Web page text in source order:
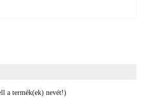
a termék(ek) nevét!)